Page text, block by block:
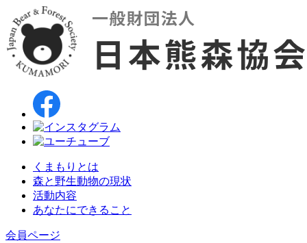
くまもりとは
森と野生動物の現状
活動内容
あなたにできること
会員ページ